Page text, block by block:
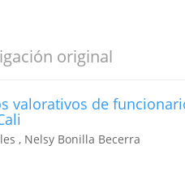
original
valorativos de
, Nelsy Bonilla Becerra